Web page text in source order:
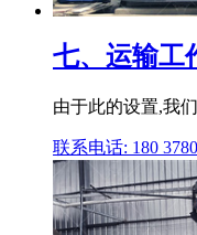
七、运输工
由于此的设置,我
联系电话: 180